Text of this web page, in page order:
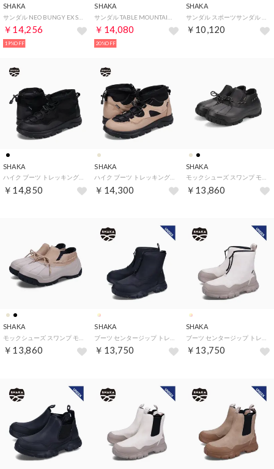
SHAKA
￥14,256
19%OFF
SHAKA
￥14,080
20%OFF
SHAKA
￥10,120
SHAKA
￥14,850
SHAKA
￥14,300
SHAKA
￥13,860
SHAKA
￥13,860
SHAKA
￥13,750
SHAKA
￥13,750